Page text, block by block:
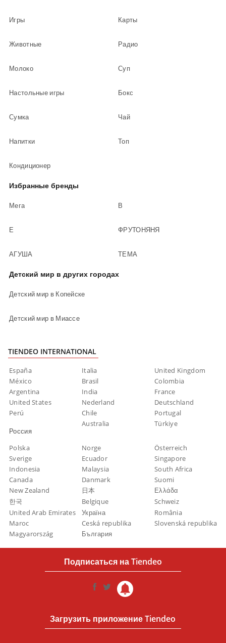
Игры Карты
Животные Радио
Молоко Суп
Настольные игры Бокс
Сумка Чай
Напитки Топ
Кондиционер
Избранные бренды
Мега В
Е ФРУТОНЯНЯ
АГУША ТЕМА
Детский мир в других городах
Детский мир в Копейске
Детский мир в Миассе
TIENDEO INTERNATIONAL
España Italia
United Kingdom
México
Brasil
Colombia
Argentina
India
France
United States
Nederland
Deutschland
Perú
Chile
Portugal
Россия
Australia Türkiye
Polska Norge
Österreich
Sverige
Ecuador
Singapore
Indonesia
Malaysia
South Africa
Canada
Danmark
Suomi
New Zealand
日本
Ελλάδα
한국
Belgique
Schweiz
United Arab Emirates
Україна
România
Maroc
Ceská republika
Slovenská republika
Magyarország
България
Подписаться на Tiendeo
Загрузить приложение Tiendeo